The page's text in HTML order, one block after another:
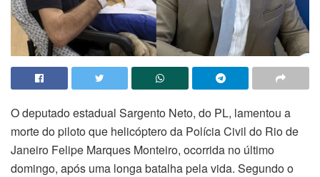
O deputado estadual Sargento Neto, do PL, lamentou a
morte do piloto que helicóptero da Polícia Civil do Rio de
Janeiro Felipe Marques Monteiro, ocorrida no último
domingo, após uma longa batalha pela vida. Segundo o